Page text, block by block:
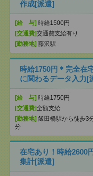
作成[派遣]
[給 与] 時給1500円
[交通費]交通費支給有り
[勤務地] 藤沢駅
時給1750円＊完全在
に関わるデータ入力[
[給 与] 時給1750円
[交通費]全額支給
[勤務地] 飯田橋駅から徒歩3
分
在宅あり！時給2600
集計[派遣]